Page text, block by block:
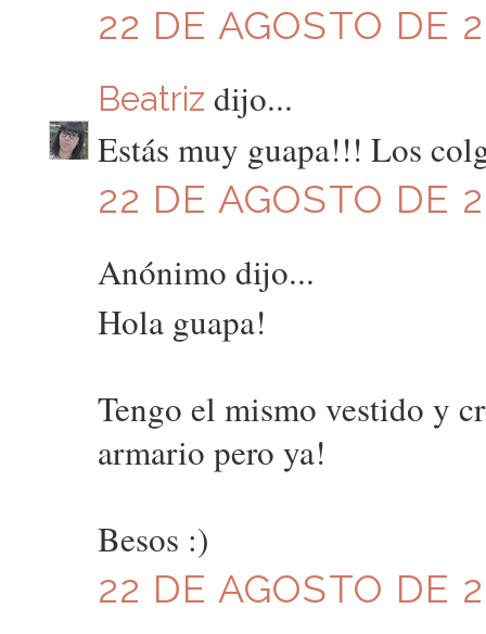
22 DE AGOSTO DE
Beatriz dijo...
Estás muy guapa!!! Los
22 DE AGOSTO DE
Anónimo dijo...
Hola guapa!
Tengo el mismo vestido y
armario pero ya!
Besos :)
22 DE AGOSTO DE